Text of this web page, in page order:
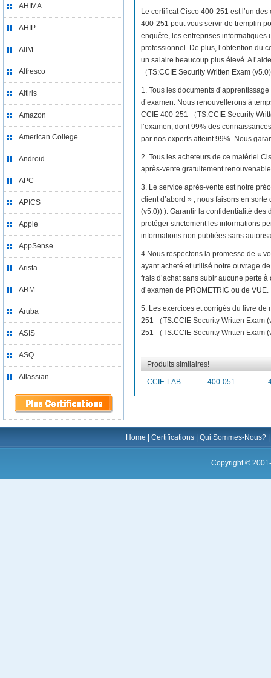
AHIMA
AHIP
AIIM
Alfresco
Altiris
Amazon
American College
Android
APC
APICS
Apple
AppSense
Arista
ARM
Aruba
ASIS
ASQ
Atlassian
Le certificat Cisco 400-251 est l’un
400-251 peut vous servir de tremplin
enquête, les entreprises informatiques
professionnel. De plus, l’obtention du
un salaire beaucoup plus élevé. A
（TS:CCIE Security Written Exam
1. Tous les documents
d’examen. Nous renouvellerons à
CCIE 400-251 （TS:CCIE Security
l’examen, dont 99% des
par nos experts atteint 99%. Nous
2. Tous les acheteurs de ce matériel
après-vente gratuitement
3. Le service après-vente est notre
client d’abord » , nous faisons en
(v5.0)) ). Garantir la confidentialité
protéger strictement les informations
informations non publiées sans
4.Nous respectons la promesse de «
ayant acheté et utilisé notre ouvrage
frais d’achat sans subir aucune perte
d’examen de PROMETRIC ou de VUE.
5. Les exercices et corrigés du livre de
251 （TS:CCIE Security Written Exam
251 （TS:CCIE Security Written Exam
Produits similaires!
CCIE-LAB 400-051
Home Certifications Qui Sommes-Nous?
Copyright ©